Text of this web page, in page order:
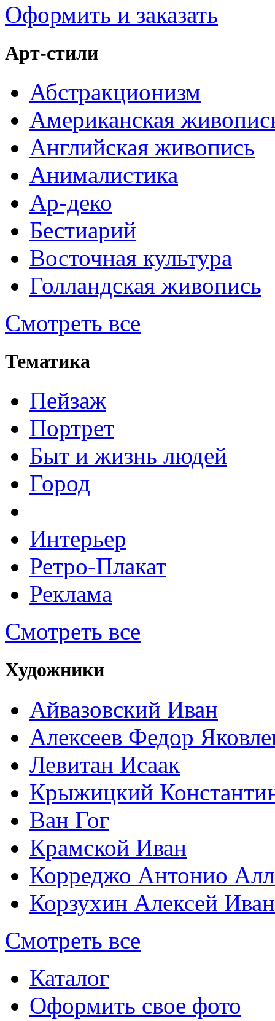
Оформить и заказать
Арт-стили
Абстракционизм
Американская
Английская живопись
Анималистика
Ар-деко
Бестиарий
Восточная культура
Голландская живопись
Смотреть все
Тематика
Пейзаж
Портрет
Быт и жизнь людей
Город
Интерьер
Ретро-Плакат
Реклама
Смотреть все
Художники
Айвазовский Иван
Алексеев Федор
Левитан Исаак
Крыжицкий
Ван Гог
Крамской Иван
Корреджо Антонио
Корзухин Алексей
Смотреть все
Каталог
Оформить свое фото